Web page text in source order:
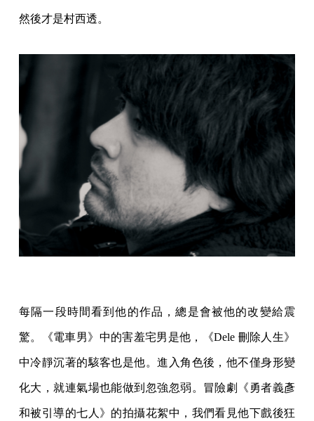
然後才是村西透。
每隔一段時間看到他的作品，總是會被他的改變給震
驚。《電車男》中的害羞宅男是他，《Dele 刪除人生》
中冷靜沉著的駭客也是他。進入角色後，他不僅身形變
化大，就連氣場也能做到忽強忽弱。冒險劇《勇者義彥
和被引導的七人》的拍攝花絮中，我們看見他下戲後狂